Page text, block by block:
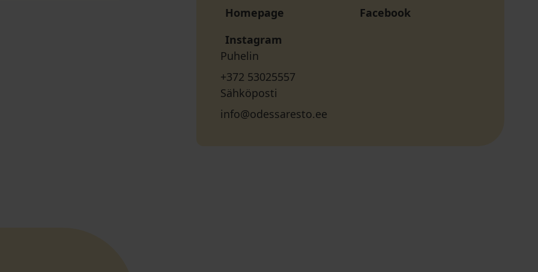
Homepage
Facebook
Instagram
Puhelin
+372 53025557
Sähköposti
info@odessaresto.ee